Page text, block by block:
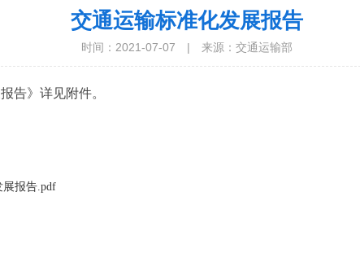
交通运输标准化发展报告
时间：2021-07-07 | 来源：交通运输部
告》详见附件。
展报告.pdf